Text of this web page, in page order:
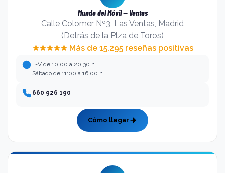
Mundo del Móvil — Ventas
Calle Colomer Nº3, Las Ventas, Madrid
(Detrás de la Plza de Toros)
★★★★★ Más de 15.295 reseñas positivas
L-V de 10:00 a 20:30 h
Sábado de 11:00 a 16:00 h
660 926 190
Cómo llegar